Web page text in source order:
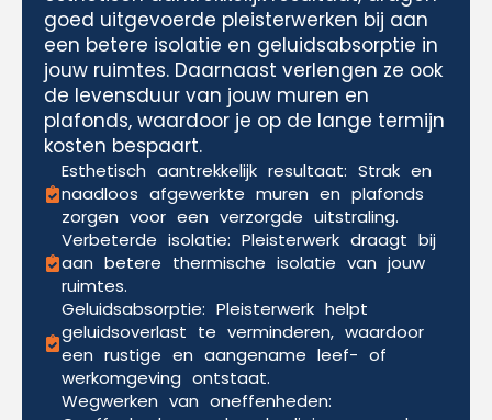
goed uitgevoerde pleisterwerken bij aan
een betere isolatie en geluidsabsorptie in
jouw ruimtes. Daarnaast verlengen ze ook
de levensduur van jouw muren en
plafonds, waardoor je op de lange termijn
kosten bespaart.
Esthetisch aantrekkelijk resultaat: Strak en
naadloos afgewerkte muren en plafonds
zorgen voor een verzorgde uitstraling.
Verbeterde isolatie: Pleisterwerk draagt bij
aan betere thermische isolatie van jouw
ruimtes.
Geluidsabsorptie: Pleisterwerk helpt
geluidsoverlast te verminderen, waardoor
een rustige en aangename leef- of
werkomgeving ontstaat.
Wegwerken van oneffenheden: